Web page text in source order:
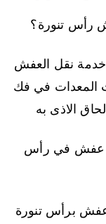
رأس تنورة؟
خدمة نقل العفش
المعدات في فك
الاذى به
عفش في رأس
برأس تنورة